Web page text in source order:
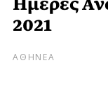
2021
ΑΘΗΝΕΑ